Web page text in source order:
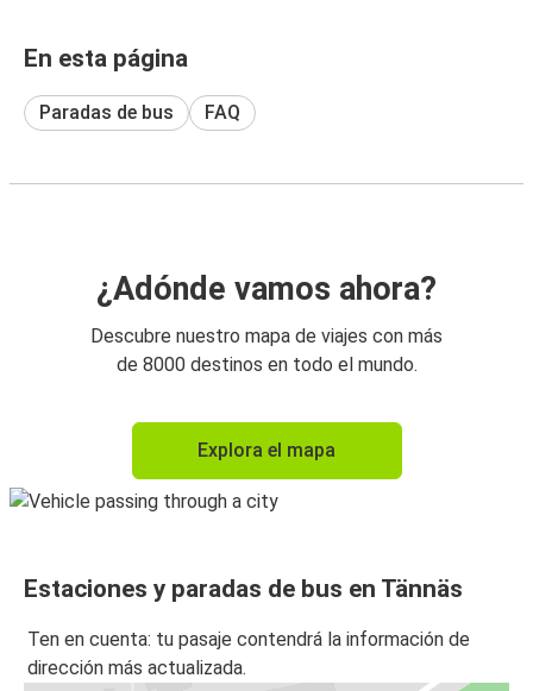
En esta página
Paradas de bus FAQ
¿Adónde vamos ahora?
Descubre nuestro mapa de viajes con más
de 8000 destinos en todo el mundo.
Explora el mapa
Estaciones y paradas de bus en Tännäs
Ten en cuenta: tu pasaje contendrá la información de
dirección más actualizada.